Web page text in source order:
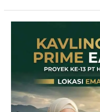
–
Prime